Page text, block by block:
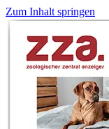
Zum Inhalt springen